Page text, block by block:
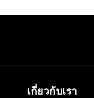
เกี่ยวกับเรา